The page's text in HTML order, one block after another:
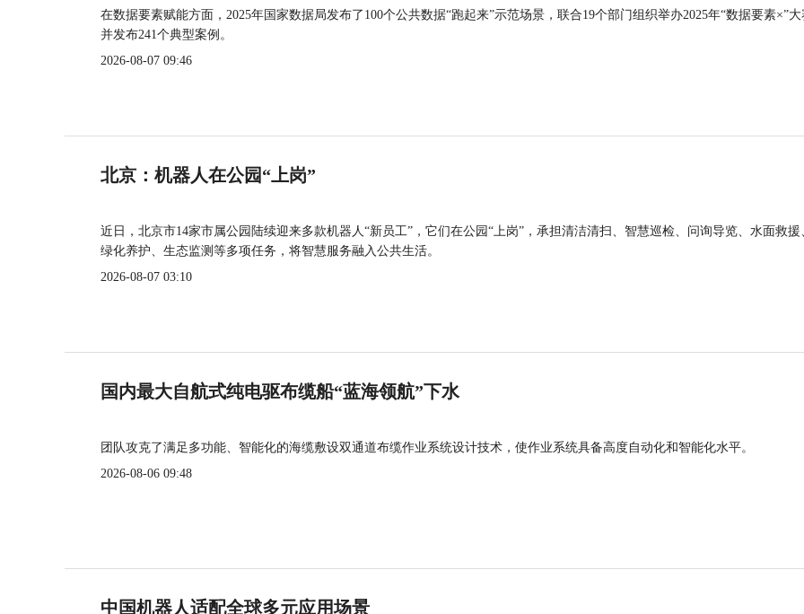
在数据要素赋能方面，2025年国家数据局发布了100个公共数据“跑起来”示范场景，联合19个部门组织举办2025年“数据要素×”大
并发布241个典型案例。
2026-08-07 09:46
北京：机器人在公园“上岗”
近日，北京市14家市属公园陆续迎来多款机器人“新员工”，它们在公园“上岗”，承担清洁清扫、智慧巡检、问询导览、水面救援
绿化养护、生态监测等多项任务，将智慧服务融入公共生活。
2026-08-07 03:10
国内最大自航式纯电驱布缆船“蓝海领航”下水
团队攻克了满足多功能、智能化的海缆敷设双通道布缆作业系统设计技术，使作业系统具备高度自动化和智能化水平。
2026-08-06 09:48
中国机器人适配全球多元应用场景